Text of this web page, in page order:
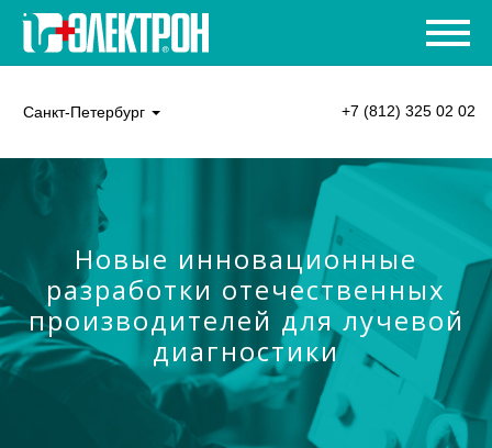
Санкт-Петербург +7 (812) 325 02 02
Новые инновационные
разработки отечественных
производителей для лучевой
диагностики